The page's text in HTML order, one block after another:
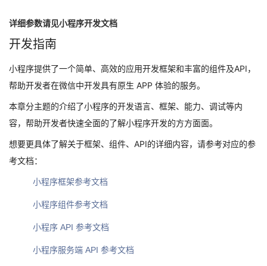
详细参数请见小程序开发文档
开发指南
小程序提供了一个简单、高效的应用开发框架和丰富的组件及API，
帮助开发者在微信中开发具有原生 APP 体验的服务。
本章分主题的介绍了小程序的开发语言、框架、能力、调试等内
容，帮助开发者快速全面的了解小程序开发的方方面面。
想要更具体了解关于框架、组件、API的详细内容，请参考对应的参
考文档：
小程序框架参考文档
小程序组件参考文档
小程序 API 参考文档
小程序服务端 API 参考文档